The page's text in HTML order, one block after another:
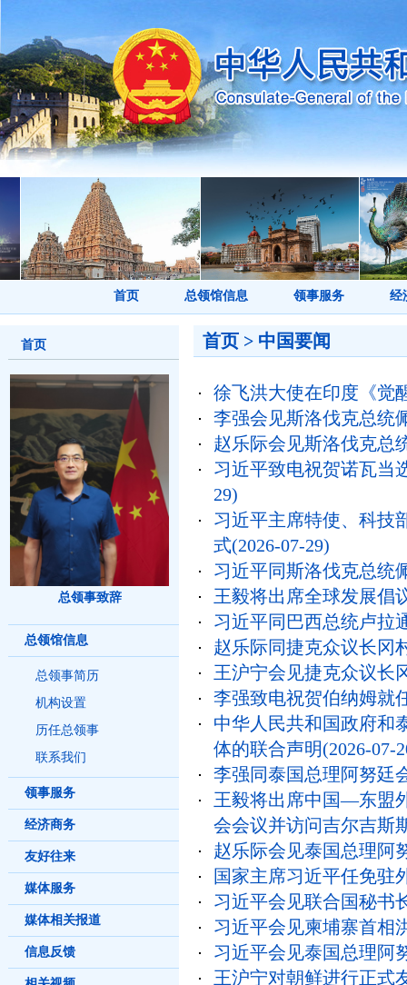
首页 总领馆信息 领事服务 经
首页
总领事致辞
总领馆信息
总领事简历
机构设置
历任总领事
联系我们
领事服务
经济商务
友好往来
媒体服务
媒体相关报道
信息反馈
首页 > 中国要闻
徐飞洪大使在印度《觉
李强会见斯洛伐克总统
赵乐际会见斯洛伐克总
习近平致电祝贺诺瓦当
29)
习近平主席特使、科技
式(2026-07-29)
习近平同斯洛伐克总统
王毅将出席全球发展倡
习近平同巴西总统卢拉
赵乐际同捷克众议长冈
王沪宁会见捷克众议长
李强致电祝贺伯纳姆就
中华人民共和国政府和
体的联合声明(2026-07-
李强同泰国总理阿努廷
王毅将出席中国—东盟
会会议并访问吉尔吉斯
赵乐际会见泰国总理阿
国家主席习近平任免驻
习近平会见联合国秘书
习近平会见柬埔寨首相
习近平会见泰国总理阿
王沪宁对朝鲜进行正式